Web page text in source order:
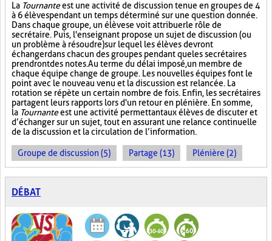
La Tournanteest une activité de discussion tenue en groupes de 4
à 6 élèves pendant un temps déterminé sur une question donnée.
Dans chaque groupe, un élève se voit attribuer le rôle de
secrétaire. Puis, l'enseignant propose un sujet de discussion (ou
un problème à résoudre) sur lequel les élèves devront
échanger dans chacun des groupes pendant que les secrétaires
prendront des notes. Au terme du délai imposé, un membre de
chaque équipe change de groupe. Les nouvelles équipes font le
point avec le nouveau venu et la discussion est relancée. La
rotation se répète un certain nombre de fois. Enfin, les secrétaires
partagent leurs rapports lors d'un retour en plénière. En somme,
la Tournanteest une activité permettant aux élèves de discuter et
d’échanger sur un sujet, tout en assurant une relance continuelle
de la discussion et la circulation de l’information.
Groupe de discussion (5) Partage (13) Plénière (2)
DÉBAT